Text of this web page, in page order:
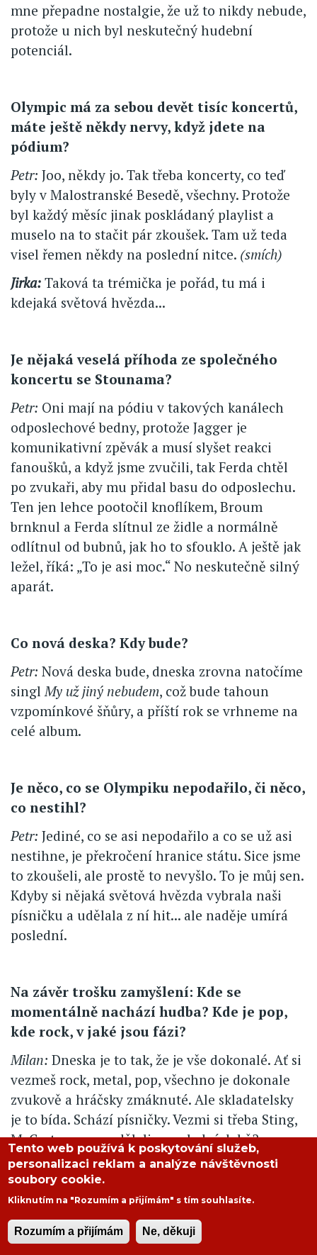
mne přepadne nostalgie, že už to nikdy nebude,
protože u nich byl neskutečný hudební
potenciál.
Olympic má za sebou devět tisíc koncertů,
máte ještě někdy nervy, když jdete na
pódium?
Petr: Joo, někdy jo. Tak třeba koncerty, co teď
byly v Malostranské Besedě, všechny. Protože
byl každý měsíc jinak poskládaný playlist a
muselo na to stačit pár zkoušek. Tam už teda
visel řemen někdy na poslední nitce. (smích)
Jirka: Taková ta trémička je pořád, tu má i
kdejaká světová hvězda...
Je nějaká veselá příhoda ze společného
koncertu se Stounama?
Petr: Oni mají na pódiu v takových kanálech
odposlechové bedny, protože Jagger je
komunikativní zpěvák a musí slyšet reakci
fanoušků, a když jsme zvučili, tak Ferda chtěl
po zvukaři, aby mu přidal basu do odposlechu.
Ten jen lehce pootočil knoflíkem, Broum
brnknul a Ferda slítnul ze židle a normálně
odlítnul od bubnů, jak ho to sfouklo. A ještě jak
ležel, říká: „To je asi moc.“ No neskutečně silný
aparát.
Co nová deska? Kdy bude?
Petr: Nová deska bude, dneska zrovna natočíme
singl My už jiný nebudem, což bude tahoun
vzpomínkové šňůry, a příští rok se vrhneme na
celé album.
Je něco, co se Olympiku nepodařilo, či něco,
co nestihl?
Petr: Jediné, co se asi nepodařilo a co se už asi
nestihne, je překročení hranice státu. Sice jsme
to zkoušeli, ale prostě to nevyšlo. To je můj sen.
Kdyby si nějaká světová hvězda vybrala naši
písničku a udělala z ní hit... ale naděje umírá
poslední.
Na závěr trošku zamyšlení: Kde se
momentálně nachází hudba? Kde je pop,
kde rock, v jaké jsou fázi?
Milan: Dneska je to tak, že je vše dokonalé. Ať si
vezmeš rock, metal, pop, všechno je dokonale
zvukově a hráčsky zmáknuté. Ale skladatelsky
je to bída. Schází písničky. Vezmi si třeba Sting,
McCartney... co udělali v poslední době?
Petr:Myslím si, že muzika skončila. Že je v
klinči. Žánr je prostě vyčerpaný. Proto bylo
baroko, gotika, renesance... vše se vyčerpalo.
Rock měl obrovskou kliku v tom, že se nestyděl
vrátit na začátek k rock and rollu a něco si z něj
Tento web používá k poskytování služeb,
personalizaci reklam a analýze návštěvnosti
soubory cookie.
Kliknutím na "Rozumím a přijímám" s tím souhlasíte.
Rozumím a přijímám Ne, děkuji